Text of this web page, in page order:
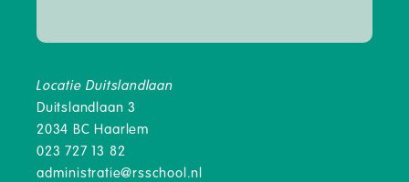
Locatie Duitslandlaan
Duitslandlaan 3
2034 BC Haarlem
023 727 13 82
administratie@rsschool.nl